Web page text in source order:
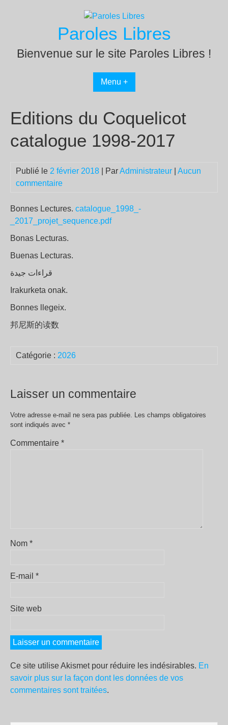
Paroles Libres
Bienvenue sur le site Paroles Libres !
Menu +
Editions du Coquelicot
catalogue 1998-2017
Publié le 2 février 2018 | ParAdministrateur
Aucun
commentaire
Bonnes Lectures. catalogue_1998_-
_2017_projet_sequence.pdf
Bonas Lecturas.
Buenas Lecturas.
قراءات جيدة
Irakurketa onak.
Bonnes llegeix.
邦尼斯的读数
Catégorie : 2026
Laisser un commentaire
Votre adresse e-mail ne sera pas publiée. Les champs obligatoires
sont indiqués avec *
Commentaire *
Nom *
E-mail *
Site web
Ce site utilise Akismet pour réduire les indésirables. En
savoir plus sur la façon dont les données de vos
commentaires sont traitées.